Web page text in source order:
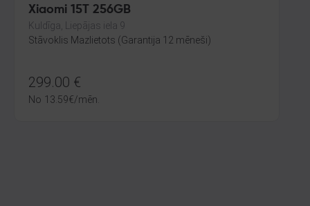
Xiaomi 15T 256GB
Kuldīga, Liepājas iela 9
Stāvoklis Mazlietots (Garantija 12 mēneši)
299.00 €
No 13.59€/mēn.